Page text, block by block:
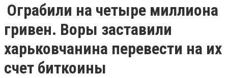
Ограбили на четыре миллиона
гривен. Воры заставили
харьковчанина перевести на их
счет биткоины